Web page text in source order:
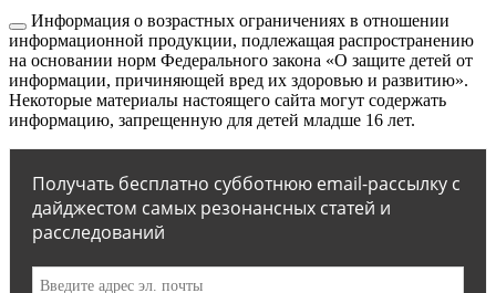
Информация о возрастных ограничениях в отношении
информационной продукции, подлежащая распространению
на основании норм Федерального закона «О защите детей от
информации, причиняющей вред их здоровью и развитию».
Некоторые материалы настоящего сайта могут содержать
информацию, запрещенную для детей младше 16 лет.
Получать бесплатно субботнюю email-рассылку с
дайджестом самых резонансных статей и
расследований